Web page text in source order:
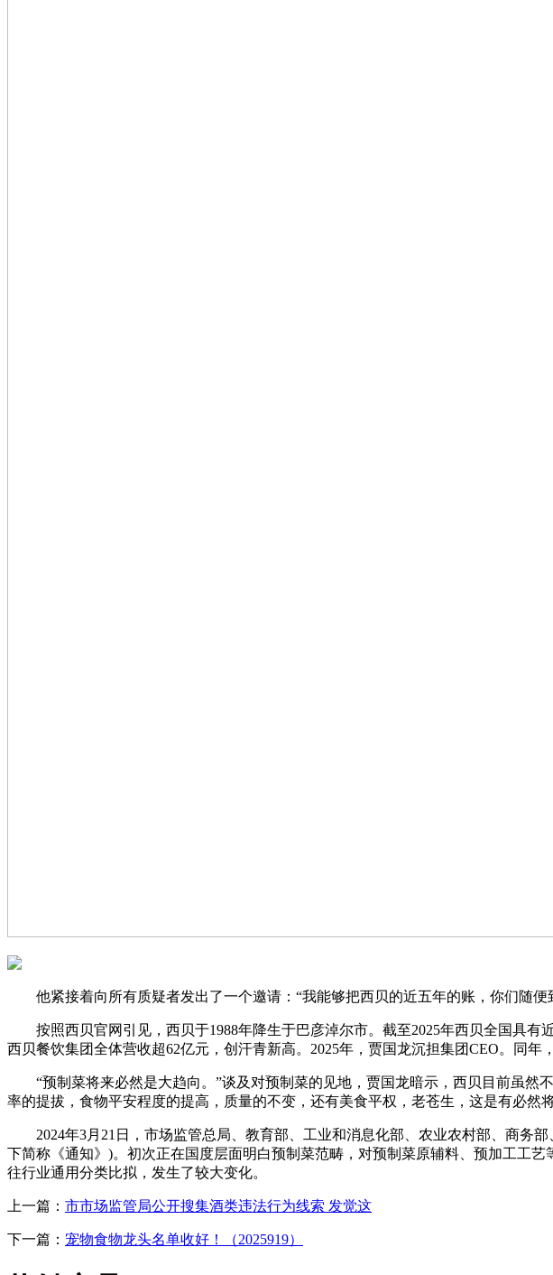
他紧接着向所有质疑者发出了一个邀请：“我能够把西贝的近五年的账，你们随便
按照西贝官网引见，西贝于1988年降生于巴彦淖尔市。截至2025年西贝全国具有
西贝餐饮集团全体营收超62亿元，创汗青新高。2025年，贾国龙沉担集团CEO。同年
“预制菜将来必然是大趋向。”谈及对预制菜的见地，贾国龙暗示，西贝目前虽然
率的提拔，食物平安程度的提高，质量的不变，还有美食平权，老苍生，这是有必然
2024年3月21日，市场监管总局、教育部、工业和消息化部、农业农村部、商务
下简称《通知》)。初次正在国度层面明白预制菜范畴，对预制菜原辅料、预加工工
往行业通用分类比拟，发生了较大变化。
上一篇： 市市场监管局公开搜集酒类违法行为线索 发觉这
下一篇： 宠物食物龙头名单收好！（2025919）